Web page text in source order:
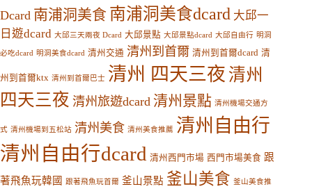
Dcard 南浦洞美食 南浦洞美食dcard 大邱一
日遊dcard 大邱三天兩夜 Dcard 大邱景點 大邱景點dcard 大邱自由行 明洞
必吃dcard 明洞美食dcard 清州交通 清州到首爾 清州到首爾dcard 清
州到首爾ktx 清州到首爾巴士 清州 四天三夜 清州
四天三夜 清州旅遊dcard 清州景點 清州機場交通方
式 清州機場到五松站 清州美食 清州美食推薦 清州自由行
清州自由行dcard 清州西門市場 西門市場美食 跟
著飛魚玩韓國 跟著飛魚玩首爾 釜山景點 釜山美食 釜山美食推